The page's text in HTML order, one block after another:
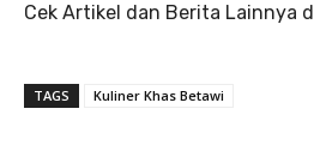
Cek Artikel dan Berita Lainnya
TAGS Kuliner Khas Betawi